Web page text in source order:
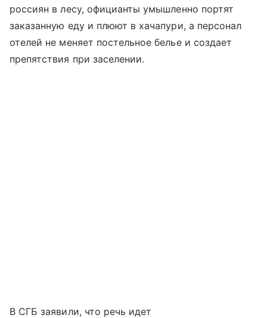
россиян в лесу, официанты умышленно портят
заказанную еду и плюют в хачапури, а персонал
отелей не меняет постельное белье и создает
препятствия при заселении.
В СГБ заявили, что речь идет